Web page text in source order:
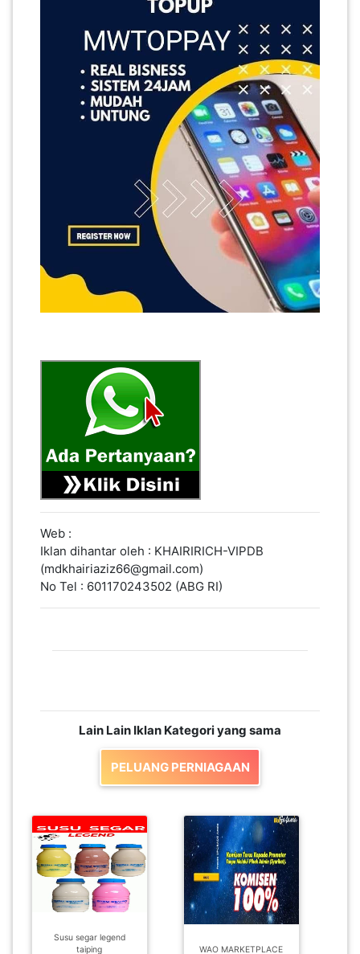
Iklan dihantar oleh : KHAIRIRICH-VIPDB
(mdkhairiaziz66@gmail.com)
No Tel : 601170243502 (ABG RI)
Susu segar legend
taiping
RM 3.00
BACA LAGI
WAO MARKETPLACE
RM 100.00
BACA LAGI
PUTRAJAYA(9)
LABUAN(2)
INDONESIA(1)
SINGAPORE(0)